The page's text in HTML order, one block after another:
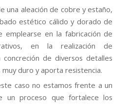
una aleación de cobre y estaño,
estético cálido y dorado de
emplearse en la fabricación de
en la realización de
concreción de diversos detalles
duro y aporta resistencia.
caso no estamos frente a un
un proceso que fortalece los